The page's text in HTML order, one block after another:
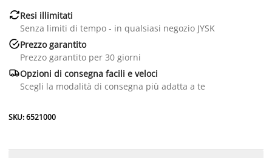
Resi illimitati
Senza limiti di tempo - in qualsiasi negozio JYSK
Prezzo garantito
Prezzo garantito per 30 giorni
Opzioni di consegna facili e veloci
Scegli la modalità di consegna più adatta a te
SKU: 6521000